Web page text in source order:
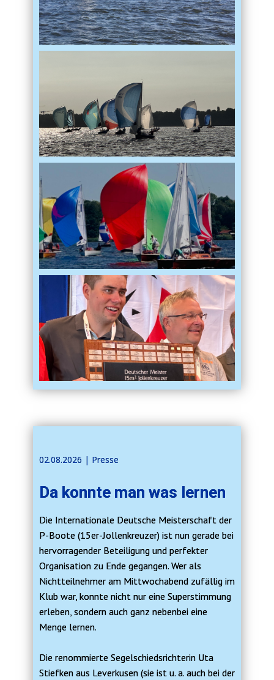
02.08.2026 | Presse
Da konnte man was lernen
Die Internationale Deutsche Meisterschaft der
P-Boote (15er-Jollenkreuzer) ist nun gerade bei
hervorragender Beteiligung und perfekter
Organisation zu Ende gegangen. Wer als
Nichtteilnehmer am Mittwochabend zufällig im
Klub war, konnte nicht nur eine Superstimmung
erleben, sondern auch ganz nebenbei eine
Menge lernen.
Die renommierte Segelschiedsrichterin Uta
Stiefken aus Leverkusen (sie ist u. a. auch bei der